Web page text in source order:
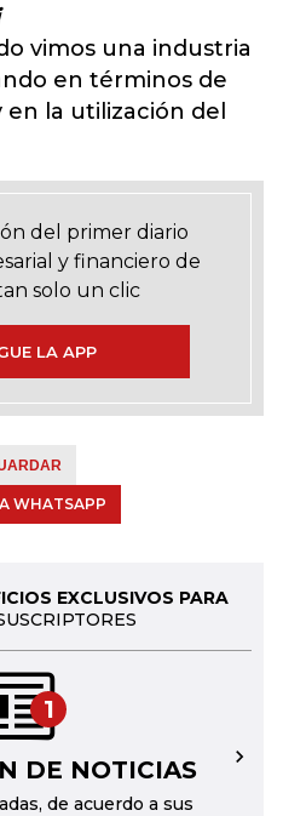
vimos una industria
en términos de
la utilización del
del primer diario
y financiero de
solo un clic
LA APP
WHATSAPP
EXCLUSIVOS PARA
1
DE NOTICIAS
de acuerdo a sus
→